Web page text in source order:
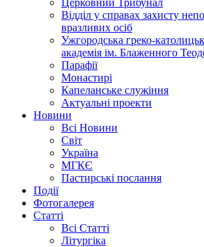
Відділ у справах захисту
вразливих осіб
Ужгородська греко-
академія ім. Блаженного
Парафії
Монастирі
Капеланське служіння
Актуальні проекти
Новини
Всі Новини
Світ
Україна
МГКЄ
Пастирські послання
Події
Фотогалерея
Статті
Всі Статті
Літургіка